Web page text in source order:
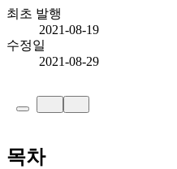
최초 발행
2021-08-19
수정일
2021-08-29
목차